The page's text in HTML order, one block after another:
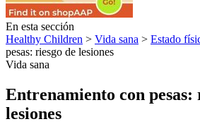
En esta sección
Healthy Children > Vida sana > Estado
pesas: riesgo de lesiones
Vida sana
Entrenamiento con pesas:
lesiones